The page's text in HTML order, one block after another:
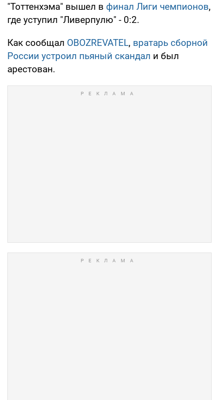
"Тоттенхэма" вышел в финал Лиги чемпионов,
где уступил "Ливерпулю" - 0:2.
Как сообщал OBOZREVATEL, вратарь сборной
России устроил пьяный скандал и был
арестован.